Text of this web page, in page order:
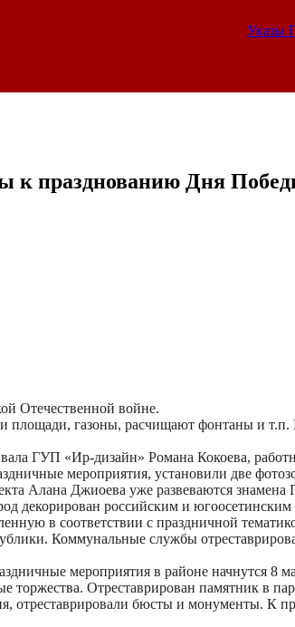
Указы
к празднованию Дня
Отечественной войне.
площади, газоны, расчищают фонтаны и
ГУП «Ир-дизайн» Романа Кокоева,
мероприятия, установили две
Алана Джиоева уже развеваются
декорирован российским и
в соответствии с праздничной
Коммунальные службы
мероприятия в районе начнутся 8
торжества. Отреставрирован памятник в
отреставрировали бюсты и монументы.